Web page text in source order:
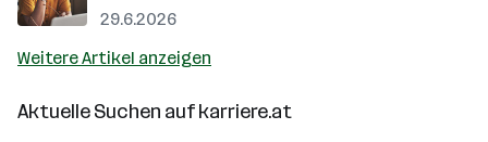
29.6.2026
Weitere Artikel anzeigen
Aktuelle Suchen aufkarriere.at